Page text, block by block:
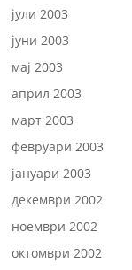
јули 2003
јуни 2003
мај 2003
април 2003
март 2003
февруари 2003
јануари 2003
декември 2002
ноември 2002
октомври 2002